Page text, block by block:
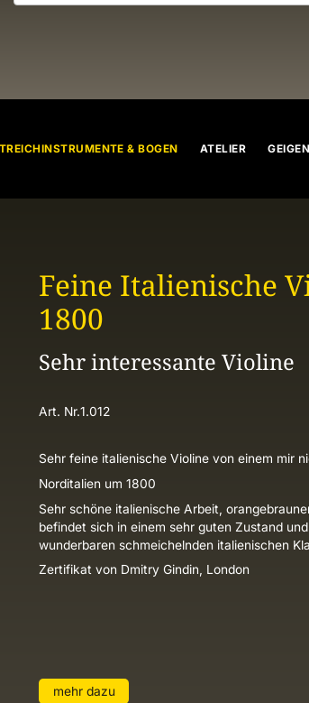
& BOGEN ATELIER
Geigen Celli Bratschen
Feine Italienische
1800
Sehr interessante Violine
Art. Nr.1.012
Sehr feine italienische Violine von einem mir
Norditalien um 1800
Sehr schöne italienische Arbeit,
befindet sich in einem sehr guten Zustand
wunderbaren schmeichelnden italienischen
Zertifikat von Dmitry Gindin, London
mehr dazu